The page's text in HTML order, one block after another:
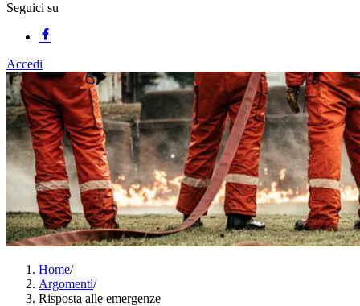
Seguici su
Accedi
Home/
Argomenti/
Risposta alle emergenze